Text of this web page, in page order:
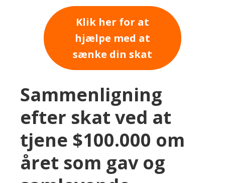
Klik her for at
hjælpe med at
sænke din skat
Sammenligning
efter skat ved at
tjene $100.000 om
året som gav og